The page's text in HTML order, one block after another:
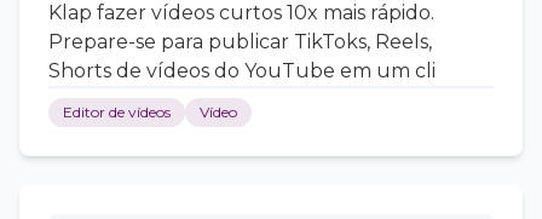
Klap fazer vídeos curtos 10x mais rápido.
Prepare-se para publicar TikToks, Reels,
Shorts de vídeos do YouTube em um cli
Editor de vídeos Vídeo